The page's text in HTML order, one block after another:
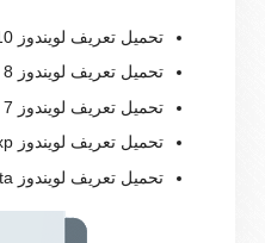
تحميل تعريف لويندوز 10
تحميل تعريف لويندوز 8
تحميل تعريف لويندوز 7
تحميل تعريف لويندوز xp
تحميل تعريف لويندوز vista